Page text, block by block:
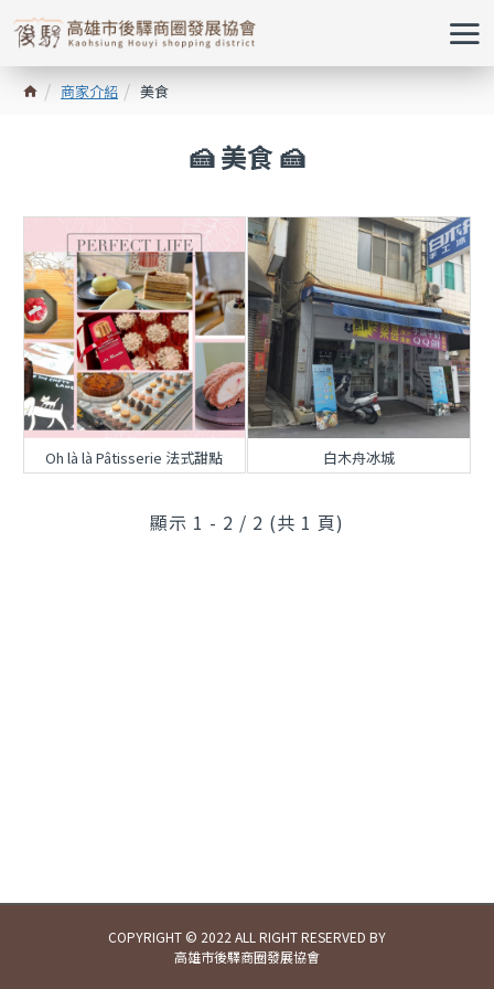
商家介紹 美食
🍰 美食 🍰
Oh là là Pâtisserie 法式甜點 白木舟冰城
顯示 1 - 2 / 2 (共 1 頁)
COPYRIGHT © 2022 ALL RIGHT RESERVED BY
高雄市後驛商圈發展協會